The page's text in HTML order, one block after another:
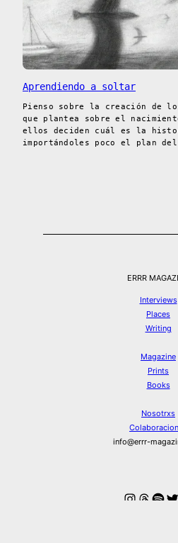
Aprendiendo a soltar
Pienso sobre la creación de
que plantea sobre el
ellos deciden cuál es la
importándoles poco el plan
ERRR
Interviews
Places
Writing
Magazine
Prints
Books
Nosotrxs
info@errr-
Hilos